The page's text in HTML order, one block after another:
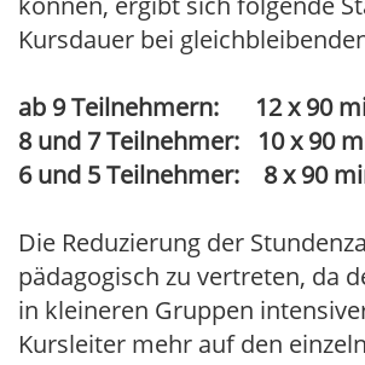
Kursdauer bei
ab 9 Teilnehmern: 12 x 90
8 und 7 Teilnehmer: 10 x 90
6 und 5 Teilnehmer: 8 x 90
Die Reduzierung der
pädagogisch zu vertreten, da
in kleineren Gruppen
Kursleiter mehr auf den